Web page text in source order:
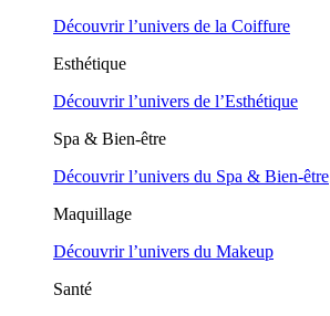
Découvrir l’univers de la Coiffure
Esthétique
Découvrir l’univers de l’Esthétique
Spa & Bien-être
Découvrir l’univers du Spa & Bien-être
Maquillage
Découvrir l’univers du Makeup
Santé